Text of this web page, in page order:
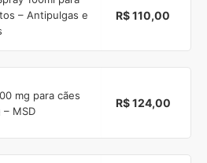
– Antipulgas e
R$ 110,00
mg para cães
– MSD
R$ 124,00